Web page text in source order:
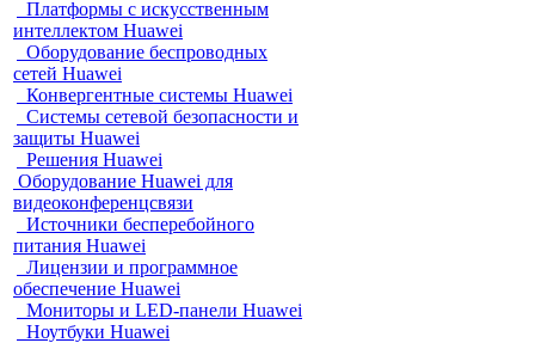
Платформы с искусственным
интеллектом Huawei
Оборудование беспроводных
сетей Huawei
Конвергентные системы Huawei
Системы сетевой безопасности и
защиты Huawei
Решения Huawei
Оборудование Huawei для
видеоконференцсвязи
Источники бесперебойного
питания Huawei
Лицензии и программное
обеспечение Huawei
Мониторы и LED-панели Huawei
Ноутбуки Huawei